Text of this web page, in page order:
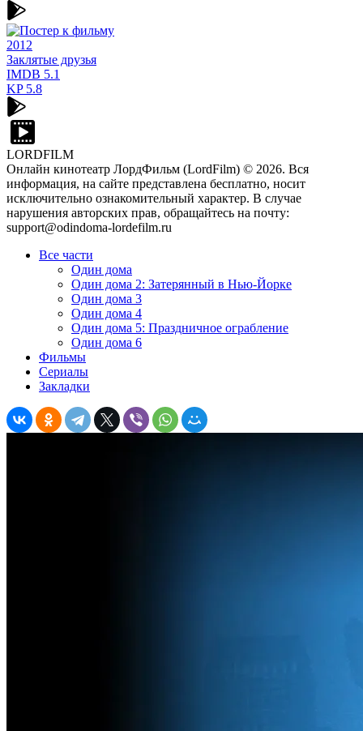
2012
Заклятые друзья
IMDB 5.1
KP5.8
LORDFILM
Онлайн кинотеатр ЛордФильм (LordFilm) © 2026. Вся
информация, на сайте представлена бесплатно, носит
исключительно ознакомительный характер. В случае
нарушения авторских прав, обращайтесь на почту:
support@odindoma-lordefilm.ru
Все части
Один дома
Один дома 2: Затерянный в Нью-Йорке
Один дома 3
Один дома 4
Один дома 5: Праздничное ограбление
Один дома 6
Фильмы
Сериалы
Закладки